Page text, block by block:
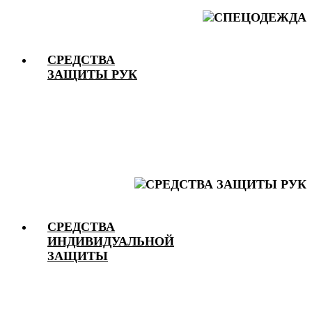
СРЕДСТВА
ЗАЩИТЫ РУК
СРЕДСТВА
ИНДИВИДУАЛЬНОЙ
ЗАЩИТЫ